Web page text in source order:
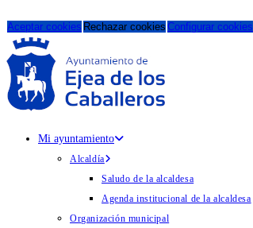
Aceptar cookies Rechazar cookies Configurar cookies
Mi ayuntamiento
Alcaldía
Saludo de la alcaldesa
Agenda institucional de la alcaldesa
Organización municipal